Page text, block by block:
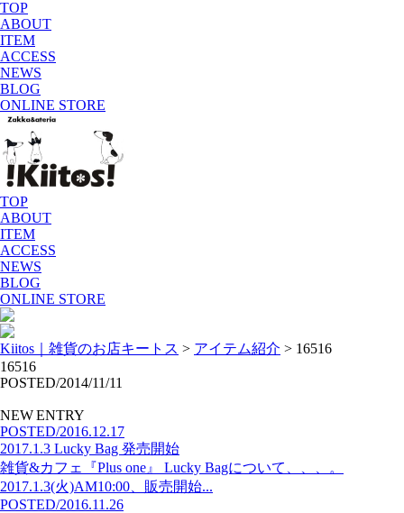
TOP
ABOUT
ITEM
ACCESS
NEWS
BLOG
ONLINE STORE
TOP
ABOUT
ITEM
ACCESS
NEWS
BLOG
ONLINE STORE
Kiitos｜雑貨のお店キートス > アイテム紹介 > 16516
16516
POSTED/2014/11/11
NEW ENTRY
POSTED/2016.12.17
2017.1.3 Lucky Bag 発売開始
雑貨&カフェ『Plus one』 Lucky Bagについて、、、。
2017.1.3(火)AM10:00、販売開始...
POSTED/2016.11.26